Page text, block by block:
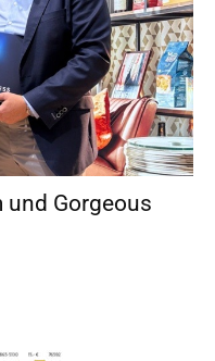
und Gorgeous